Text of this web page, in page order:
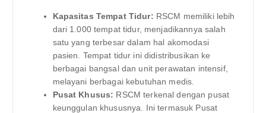
Kapasitas Tempat Tidur: RSCM memiliki lebih
dari 1.000 tempat tidur, menjadikannya salah
satu yang terbesar dalam hal akomodasi
pasien. Tempat tidur ini didistribusikan ke
berbagai bangsal dan unit perawatan intensif,
melayani berbagai kebutuhan medis.
Pusat Khusus: RSCM terkenal dengan pusat
keunggulan khususnya. Ini termasuk Pusat